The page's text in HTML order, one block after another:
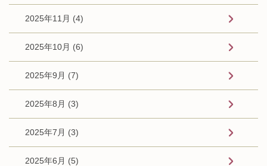
2025年11月 (4)
2025年10月 (6)
2025年9月 (7)
2025年8月 (3)
2025年7月 (3)
2025年6月 (5)